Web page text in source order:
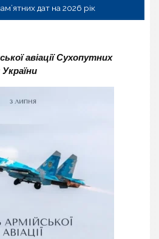
дат на 2026 рік
авіації Сухопутних